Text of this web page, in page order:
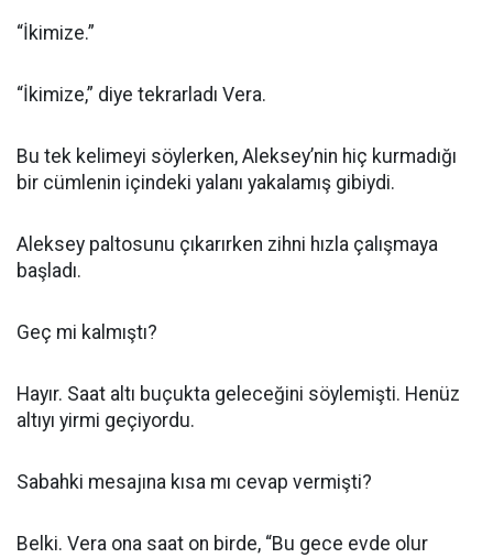
“İkimize.”
“İkimize,” diye tekrarladı Vera.
Bu tek kelimeyi söylerken, Aleksey’nin hiç kurmadığı
bir cümlenin içindeki yalanı yakalamış gibiydi.
Aleksey paltosunu çıkarırken zihni hızla çalışmaya
başladı.
Geç mi kalmıştı?
Hayır. Saat altı buçukta geleceğini söylemişti. Henüz
altıyı yirmi geçiyordu.
Sabahki mesajına kısa mı cevap vermişti?
Belki. Vera ona saat on birde, “Bu gece evde olur